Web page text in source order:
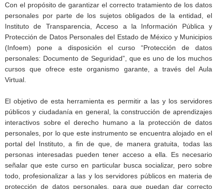
Con el propósito de garantizar el correcto tratamiento de los datos
personales por parte de los sujetos obligados de la entidad, el
Instituto de Transparencia, Acceso a la Información Pública y
Protección de Datos Personales del Estado de México y Municipios
(Infoem) pone a disposición el curso “Protección de datos
personales: Documento de Seguridad”, que es uno de los muchos
cursos que ofrece este organismo garante, a través del Aula
Virtual.
El objetivo de esta herramienta es permitir a las y los servidores
públicos y ciudadanía en general, la construcción de aprendizajes
interactivos sobre el derecho humano a la protección de datos
personales, por lo que este instrumento se encuentra alojado en el
portal del Instituto, a fin de que, de manera gratuita, todas las
personas interesadas pueden tener acceso a ella. Es necesario
señalar que este curso en particular busca socializar, pero sobre
todo, profesionalizar a las y los servidores públicos en materia de
protección de datos personales, para que puedan dar correcto